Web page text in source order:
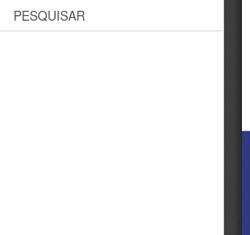
PESQUISAR